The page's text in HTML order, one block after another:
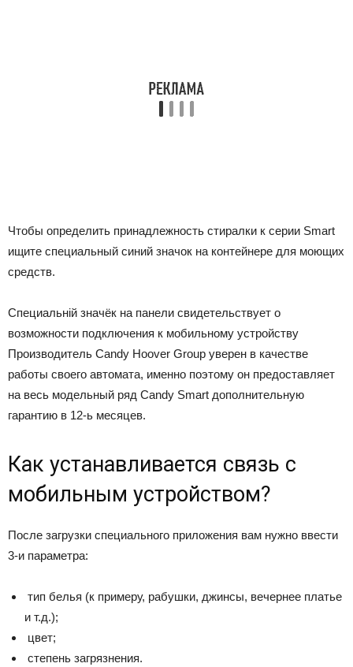
Чтобы определить принадлежность стиралки к серии Smart
ищите специальный синий значок на контейнере для моющих
средств.
Специальній значёк на панели свидетельствует о
возможности подключения к мобильному устройству
Производитель Candy Hoover Group уверен в качестве
работы своего автомата, именно поэтому он предоставляет
на весь модельный ряд Candy Smart дополнительную
гарантию в 12-ь месяцев.
Как устанавливается связь с
мобильным устройством?
После загрузки специального приложения вам нужно ввести
3-и параметра:
тип белья (к примеру, рабушки, джинсы, вечернее платье
и т.д.);
цвет;
степень загрязнения.